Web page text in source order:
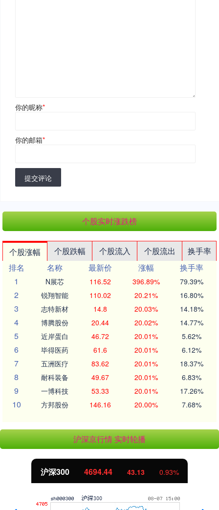
你的昵称*
你的邮箱*
提交评论
个股实时涨跌榜
个股涨幅 个股跌幅 个股流入 个股流出
换手率
排名
名称 最新价 涨幅
换手率
1
N展芯 116.52 396.89% 79.39%
2 锐翔智能 110.02 20.21% 16.80%
3 志特新材 14.8 20.03% 14.18%
4 博腾股份 20.44 20.02% 14.77%
5 近岸蛋白 46.72 20.01% 5.62%
6 毕得医药 61.6 20.01% 6.12%
7 五洲医疗 83.62 20.01% 18.37%
8 耐科装备 49.67 20.01% 6.83%
9 一博科技 53.33 20.01% 17.26%
10 方邦股份 146.16 20.00% 7.68%
沪深京行情 实时轮播
沪深300 4694.44 43.13 0.93%